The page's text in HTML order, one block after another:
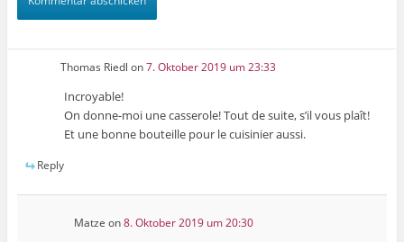
Thomas Riedl on7. Oktober 2019 um 23:33
Incroyable!
On donne-moi une casserole! Tout de suite, s’il vous plaît!
Et une bonne bouteille pour le cuisinier aussi.
Reply
Matze on8. Oktober 2019 um 20:30